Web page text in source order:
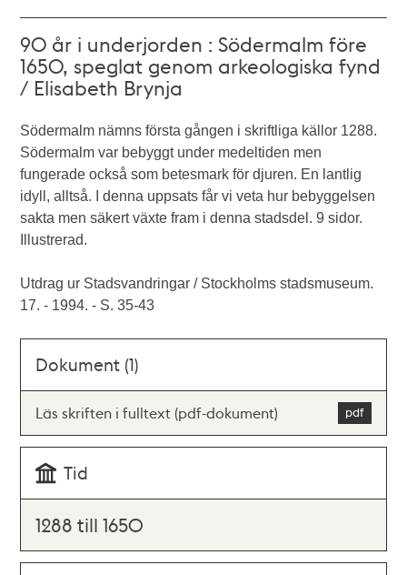
90 år i underjorden : Södermalm före
1650, speglat genom arkeologiska fynd
/ Elisabeth Brynja
Södermalm nämns första gången i skriftliga källor 1288.
Södermalm var bebyggt under medeltiden men
fungerade också som betesmark för djuren. En lantlig
idyll, alltså. I denna uppsats får vi veta hur bebyggelsen
sakta men säkert växte fram i denna stadsdel. 9 sidor.
Illustrerad.
Utdrag ur Stadsvandringar / Stockholms stadsmuseum.
17. - 1994. - S. 35-43
Dokument (1)
Läs skriften i fulltext (pdf-dokument)
Tid
1288 till 1650